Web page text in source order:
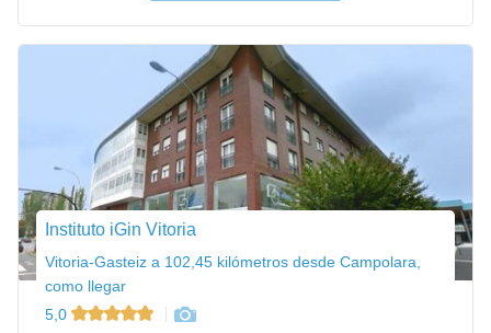
Instituto iGin Vitoria
Vitoria-Gasteiz a 102,45 kilómetros desde Campolara,
como llegar
5,0